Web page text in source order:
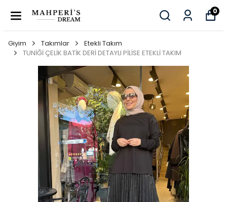
0
Giyim Takımlar
Etekli Takım
TUNİĞİ ÇELİK BATİK DERİ DETAYLI PİLİSE ETEKLİ TAKIM